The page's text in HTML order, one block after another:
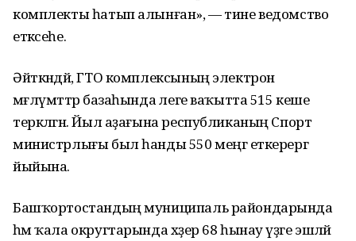
комплекты һатып алынған», — тине ведомство
етәксеһе.
Әйткәндәй, ГТО комплексының электрон
мәғлүмәттәр базаһында әлеге ваҡытта 515 кеше
теркәлгән. Йыл аҙағына республиканың Спорт
министрлығы был һанды 550 меңгә еткерергә
йыйына.
Башҡортостандың муниципаль райондарында
һәм ҡала округтарында хәҙер 68 һынау үҙәге эшләй